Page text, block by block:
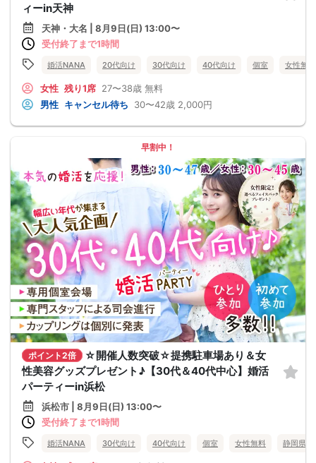
ィーin天神
天神・大名 | 8月9日(日) 13:00〜
受付終了まで1時間
婚活NANA 20代向け 30代向け 40代向け 個室 女性無料
女性 残り1席 27〜38歳 無料
男性 キャンセル待ち 30〜42歳 2,000円
早割中！
ポイント2倍
☆開催人数突破☆提携駐車場あり＆女
性美容グッズプレゼント♪【30代＆40代中心】婚活
パーティーin浜松
浜松市 | 8月9日(日) 13:00〜
受付終了まで1時間
婚活NANA 30代向け 40代向け 個室 女性無料 静岡県